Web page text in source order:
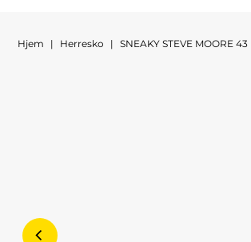
Hjem | Herresko | SNEAKY STEVE MOORE 43